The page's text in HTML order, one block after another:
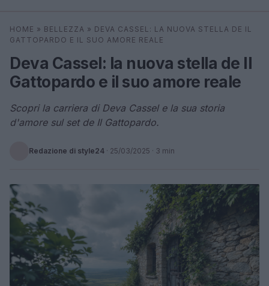
Cerca ⌕ ×
HOME » BELLEZZA » DEVA CASSEL: LA NUOVA STELLA DE IL
GATTOPARDO E IL SUO AMORE REALE
Deva Cassel: la nuova stella de Il
Gattopardo e il suo amore reale
Scopri la carriera di Deva Cassel e la sua storia
d'amore sul set de Il Gattopardo.
Redazione di style24 · 25/03/2025 · 3 min